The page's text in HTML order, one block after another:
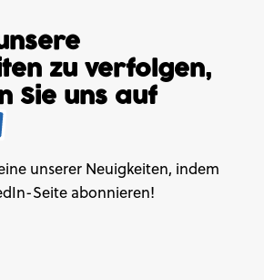
zu verfolgen,
Sie uns auf
unserer Neuigkeiten, indem
Seite abonnieren!